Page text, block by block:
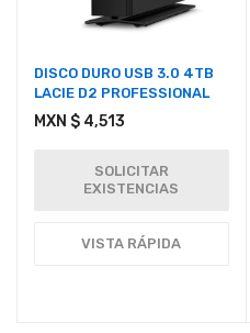
DISCO DURO USB 3.0 4TB
LACIE D2 PROFESSIONAL
MXN $ 4,513
SOLICITAR
EXISTENCIAS
VISTA RÁPIDA